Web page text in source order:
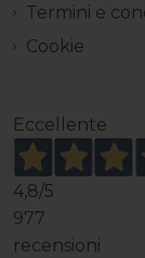
Termini e
Cookie
Eccellente
4,8/5
977
recensioni